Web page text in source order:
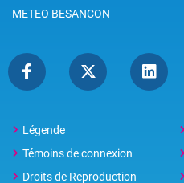
METEO BESANCON
Légende
Témoins de connexion
Droits de Reproduction